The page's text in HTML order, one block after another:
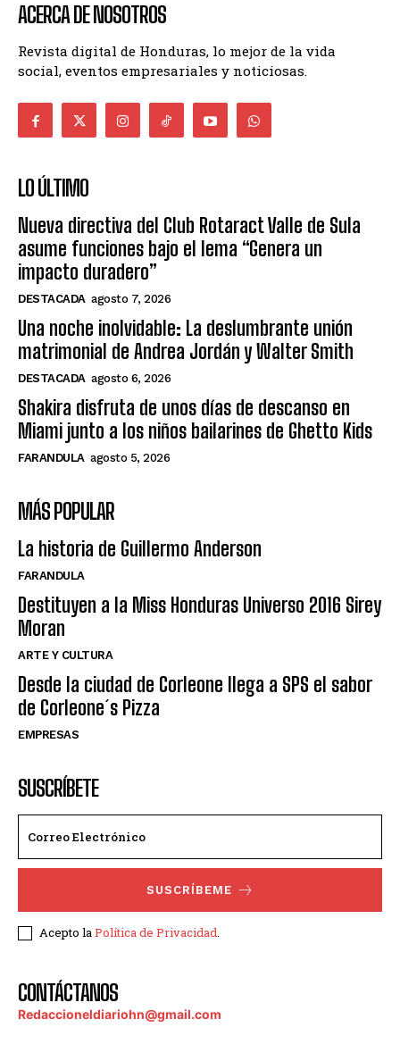
ACERCA DE NOSOTROS
Revista digital de Honduras, lo mejor de la vida
social, eventos empresariales y noticiosas.
LO ÚLTIMO
Nueva directiva del Club Rotaract Valle de Sula
asume funciones bajo el lema “Genera un
impacto duradero”
DESTACADA agosto 7, 2026
Una noche inolvidable: La deslumbrante unión
matrimonial de Andrea Jordán y Walter Smith
DESTACADA agosto 6, 2026
Shakira disfruta de unos días de descanso en
Miami junto a los niños bailarines de Ghetto Kids
FARANDULA agosto 5, 2026
MÁS POPULAR
La historia de Guillermo Anderson
FARANDULA
Destituyen a la Miss Honduras Universo 2016 Sirey
Moran
ARTE Y CULTURA
Desde la ciudad de Corleone llega a SPS el sabor
de Corleone´s Pizza
EMPRESAS
SUSCRÍBETE
SUSCRÍBEME
Acepto laPolítica de Privacidad.
CONTÁCTANOS
Redaccioneldiariohn@gmail.com